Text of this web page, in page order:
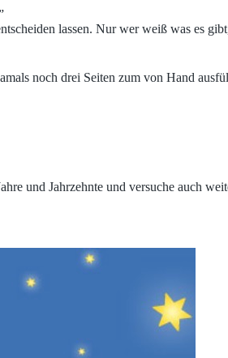
lassen. Nur wer weiß was es
noch drei Seiten zum von Hand
und Jahrzehnte und versuche auch